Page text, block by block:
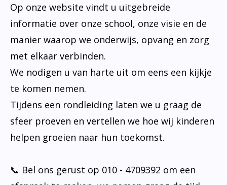
Op onze website vindt u uitgebreide
informatie over onze school, onze visie en de
manier waarop we onderwijs, opvang en zorg
met elkaar verbinden.
We nodigen u van harte uit om eens een kijkje
te komen nemen.
Tijdens een rondleiding laten we u graag de
sfeer proeven en vertellen we hoe wij kinderen
helpen groeien naar hun toekomst.
📞 Bel ons gerust op 010 - 4709392 om een